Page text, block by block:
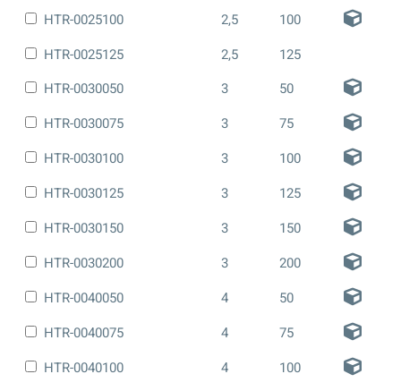
HTR-0025100 2,5
100
HTR-0025125
2,5
125
HTR-0030050
3
50
HTR-0030075
3
75
HTR-0030100
3
100
HTR-0030125
3
125
HTR-0030150
3
150
HTR-0030200
3
200
HTR-0040050
4
50
HTR-0040075
4
75
HTR-0040100
4
100